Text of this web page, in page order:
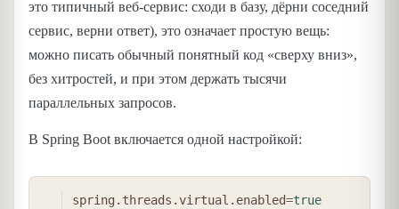
это типичный веб-сервис: сходи в базу, дёрни соседний
сервис, верни ответ), это означает простую вещь:
можно писать обычный понятный код «сверху вниз»,
без хитростей, и при этом держать тысячи
параллельных запросов.
В Spring Boot включается одной настройкой:
spring.threads.virtual.enabled=true